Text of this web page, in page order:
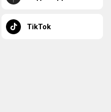
TikTok